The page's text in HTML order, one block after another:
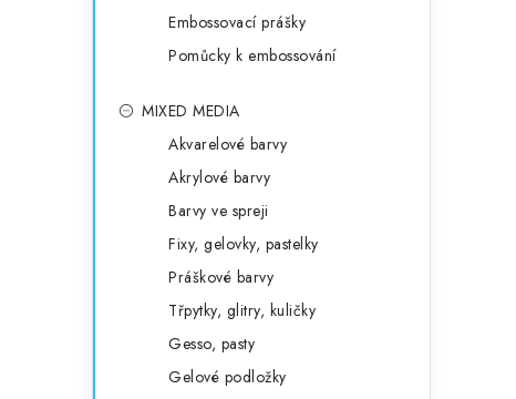
Embossovací prášky
Pomůcky k embossování
MIXED MEDIA
Akvarelové barvy
Akrylové barvy
Barvy ve spreji
Fixy, gelovky, pastelky
Práškové barvy
Třpytky, glitry, kuličky
Gesso, pasty
Gelové podložky